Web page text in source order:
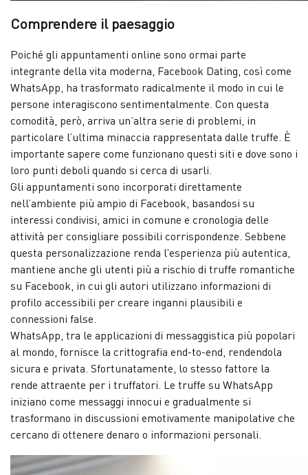
Comprendere il paesaggio
Poiché gli appuntamenti online sono ormai parte
integrante della vita moderna, Facebook Dating, così come
WhatsApp, ha trasformato radicalmente il modo in cui le
persone interagiscono sentimentalmente. Con questa
comodità, però, arriva un’altra serie di problemi, in
particolare l’ultima minaccia rappresentata dalle truffe. È
importante sapere come funzionano questi siti e dove sono i
loro punti deboli quando si cerca di usarli.
Gli appuntamenti sono incorporati direttamente
nell’ambiente più ampio di Facebook, basandosi su
interessi condivisi, amici in comune e cronologia delle
attività per consigliare possibili corrispondenze. Sebbene
questa personalizzazione renda l’esperienza più autentica,
mantiene anche gli utenti più a rischio di truffe romantiche
su Facebook, in cui gli autori utilizzano informazioni di
profilo accessibili per creare inganni plausibili e
connessioni false.
WhatsApp, tra le applicazioni di messaggistica più popolari
al mondo, fornisce la crittografia end-to-end, rendendola
sicura e privata. Sfortunatamente, lo stesso fattore la
rende attraente per i truffatori. Le truffe su WhatsApp
iniziano come messaggi innocui e gradualmente si
trasformano in discussioni emotivamente manipolative che
cercano di ottenere denaro o informazioni personali.